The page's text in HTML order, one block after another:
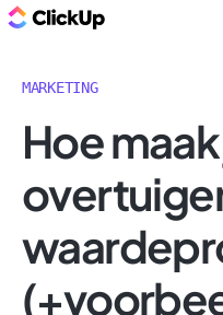
MARKETING
Hoe